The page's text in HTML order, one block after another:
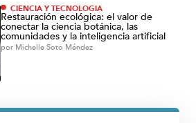
CIENCIA Y TECNOLOGÍA
Restauración ecológica: el valor de
conectar la ciencia botánica, las
comunidades y la inteligencia artificial
por Michelle Soto Méndez